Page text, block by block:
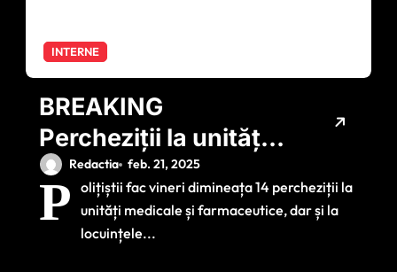
INTERNE
BREAKING
Percheziții la unități
medicale și
farmaceutice.
Acuzații de fals
Redactia feb. 21, 2025
P olițiștii fac vineri dimineața 14 percheziții la
unități medicale și farmaceutice, dar și la
locuințele...